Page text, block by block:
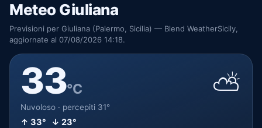
Meteo Giuliana
Previsioni per Giuliana (Palermo, Sicilia) — Blend WeatherSicily,
aggiornate al 07/08/2026 14:18.
33°C
Nuvoloso · percepiti 31°
↑ 33° ↓ 23°
⛅